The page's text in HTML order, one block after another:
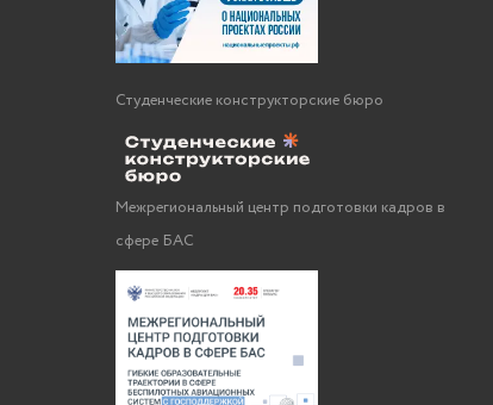
Студенческие конструкторские бюро
Межрегиональный центр подготовки кадров в
сфере БАС